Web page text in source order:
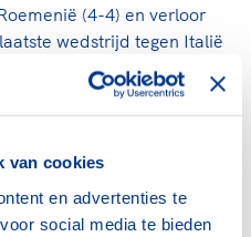
van cookies
en advertenties te
social media te bieden
(4-4) en verloor
wedstrijd tegen Italië
legendarische coach Ivo
in aanmerking zou komen
zilver betekenen, een